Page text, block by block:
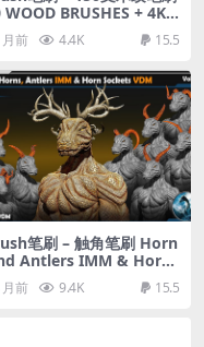
WOOD BRUSHES + 4K S
ALPHAS – VOL 01
月前 4.4K 15.5
笔刷 – 触角笔刷 Horn
Antlers IMM & Horn
VDM Vol 02
月前 9.4K 15.5